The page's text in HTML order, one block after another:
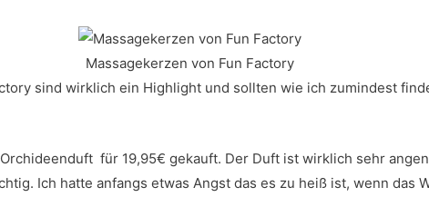
Massagekerzen von Fun Factory
sind wirklich ein Highlight und sollten wie ich zumindest
für 19,95€ gekauft. Der Duft ist wirklich sehr
Ich hatte anfangs etwas Angst das es zu heiß ist, wenn das